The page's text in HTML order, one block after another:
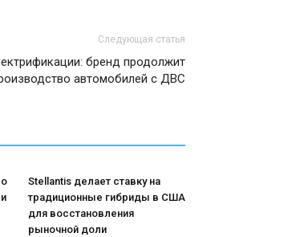
Следующая статья
бренд продолжит
автомобилей с ДВС
Stellantis делает ставку на
традиционные гибриды в США
для восстановления
рыночной доли